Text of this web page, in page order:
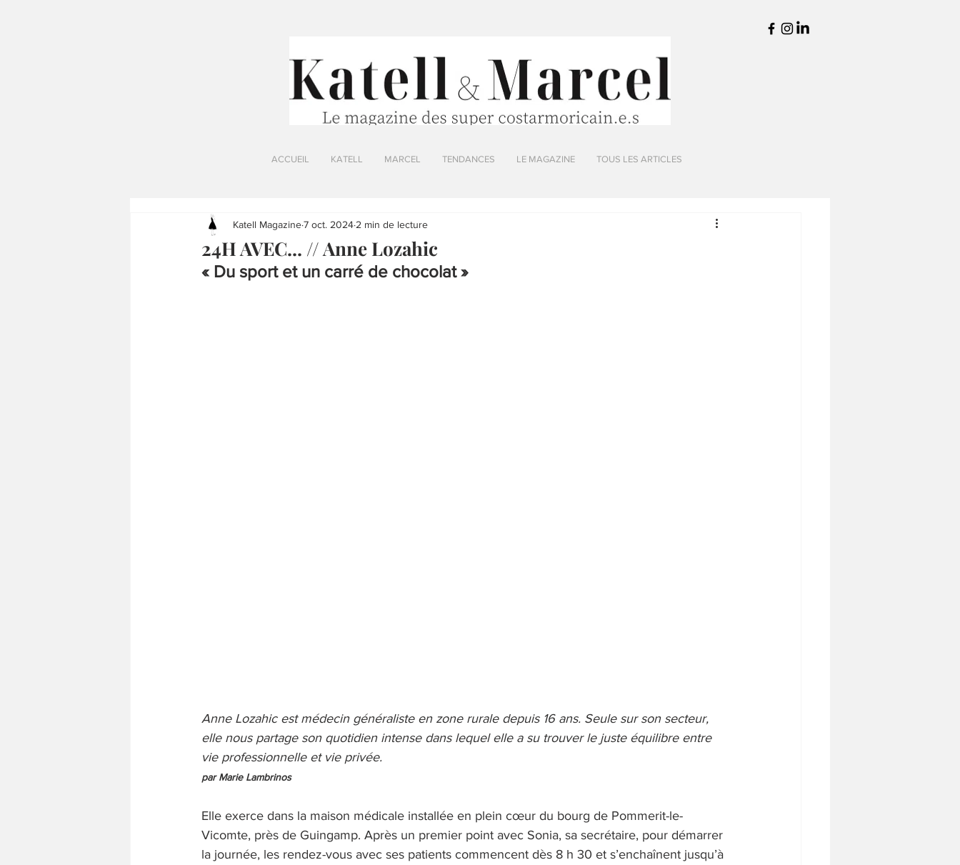
ACCUEIL KATELL MARCEL TENDANCES LE MAGAZINE TOUS LES ARTICLES
24H AVEC... // Anne Lozahic
Katell Magazine7 oct. 2024 2 min de lecture
« Du sport et un carré de chocolat »
Anne Lozahic est médecin généraliste en zone rurale depuis 16 ans. Seule sur son secteur,
elle nous partage son quotidien intense dans lequel elle a su trouver le juste équilibre entre
vie professionnelle et vie privée.
par Marie Lambrinos
Elle exerce dans la maison médicale installée en plein cœur du bourg de Pommerit-le-
Vicomte, près de Guingamp. Après un premier point avec Sonia, sa secrétaire, pour démarrer
la journée, les rendez-vous avec ses patients commencent dès 8 h 30 et s’enchaînent jusqu’à